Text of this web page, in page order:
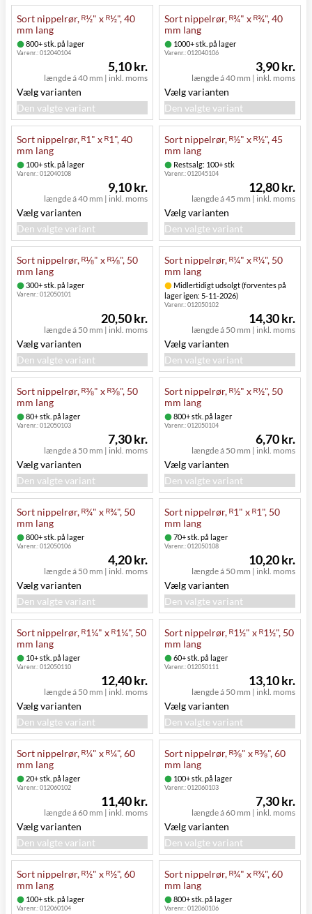
Sort nippelrør, ᴿ½" x ᴿ½", 40
mm lang
800+ stk. på lager
Varenr.:012040104
længde á 40 mm | inkl. moms
5,10 kr.
Vælg varianten
Den valgte variant
Sort nippelrør, ᴿ¾" x ᴿ¾", 40
mm lang
1000+ stk. på lager
Varenr.:012040106
længde á 40 mm | inkl. moms
3,90 kr.
Vælg varianten
Den valgte variant
Sort nippelrør, ᴿ1" x ᴿ1", 40
mm lang
100+ stk. på lager
Varenr.:012040108
længde á 40 mm | inkl. moms
9,10 kr.
Vælg varianten
Den valgte variant
Sort nippelrør, ᴿ½" x ᴿ½", 45
mm lang
Restsalg: 100+ stk
Varenr.:012045104
længde á 45 mm | inkl. moms
12,80 kr.
Vælg varianten
Den valgte variant
Sort nippelrør, ᴿ⅛" x ᴿ⅛", 50
mm lang
300+ stk. på lager
Varenr.:012050101
længde á 50 mm | inkl. moms
20,50 kr.
Vælg varianten
Den valgte variant
Sort nippelrør, ᴿ¼" x ᴿ¼", 50
mm lang
Midlertidigt udsolgt (forventes på
lager igen: 5-11-2026)
Varenr.:012050102
længde á 50 mm | inkl. moms
14,30 kr.
Vælg varianten
Den valgte variant
Sort nippelrør, ᴿ⅜" x ᴿ⅜", 50
mm lang
80+ stk. på lager
Varenr.:012050103
længde á 50 mm | inkl. moms
7,30 kr.
Vælg varianten
Den valgte variant
Sort nippelrør, ᴿ½" x ᴿ½", 50
mm lang
800+ stk. på lager
Varenr.:012050104
længde á 50 mm | inkl. moms
6,70 kr.
Vælg varianten
Den valgte variant
Sort nippelrør, ᴿ¾" x ᴿ¾", 50
mm lang
800+ stk. på lager
Varenr.:012050106
længde á 50 mm | inkl. moms
4,20 kr.
Vælg varianten
Den valgte variant
Sort nippelrør, ᴿ1" x ᴿ1", 50
mm lang
70+ stk. på lager
Varenr.:012050108
længde á 50 mm | inkl. moms
10,20 kr.
Vælg varianten
Den valgte variant
Sort nippelrør, ᴿ1¼" x ᴿ1¼", 50
mm lang
10+ stk. på lager
Varenr.:012050110
længde á 50 mm | inkl. moms
12,40 kr.
Vælg varianten
Den valgte variant
Sort nippelrør, ᴿ1½" x ᴿ1½", 50
mm lang
60+ stk. på lager
Varenr.:012050111
længde á 50 mm | inkl. moms
13,10 kr.
Vælg varianten
Den valgte variant
Sort nippelrør, ᴿ¼" x ᴿ¼", 60
mm lang
20+ stk. på lager
Varenr.:012060102
længde á 60 mm | inkl. moms
11,40 kr.
Vælg varianten
Den valgte variant
Sort nippelrør, ᴿ⅜" x ᴿ⅜", 60
mm lang
100+ stk. på lager
Varenr.:012060103
længde á 60 mm | inkl. moms
7,30 kr.
Vælg varianten
Den valgte variant
Sort nippelrør, ᴿ½" x ᴿ½", 60
mm lang
100+ stk. på lager
Varenr.:012060104
Sort nippelrør, ᴿ¾" x ᴿ¾", 60
mm lang
800+ stk. på lager
Varenr.:012060106